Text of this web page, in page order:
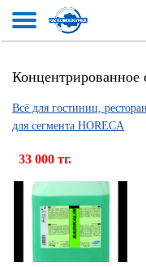
Концентрированное
Всё для гостиниц,
для сегмента HORECA
33 000 тг.